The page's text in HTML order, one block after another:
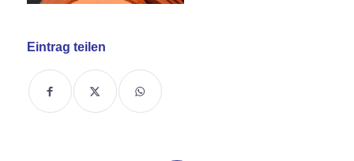
Eintrag teilen